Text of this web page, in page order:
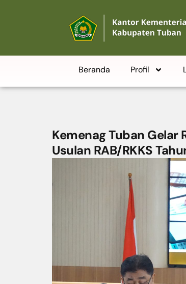
Beranda Profil
Kemenag Tuban Gelar
Usulan RAB/RKKS